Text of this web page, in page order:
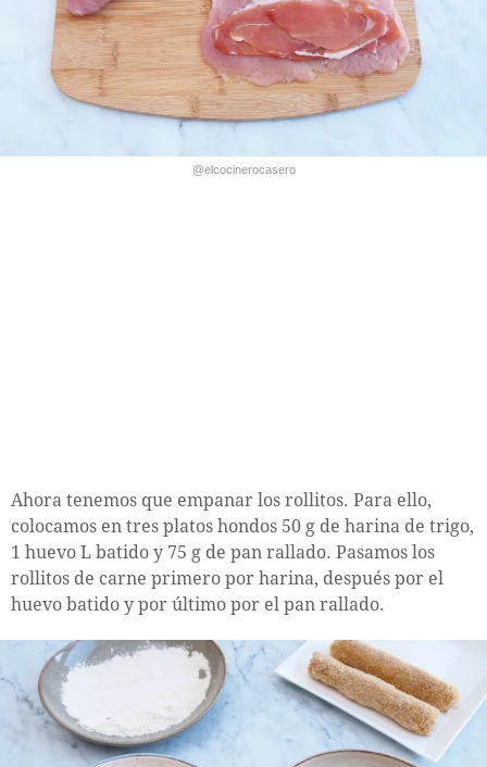
@elcocinerocasero
Ahora tenemos que empanar los rollitos. Para ello,
colocamos en tres platos hondos 50 g de harina de trigo,
1 huevo L batido y 75 g de pan rallado. Pasamos los
rollitos de carne primero por harina, después por el
huevo batido y por último por el pan rallado.